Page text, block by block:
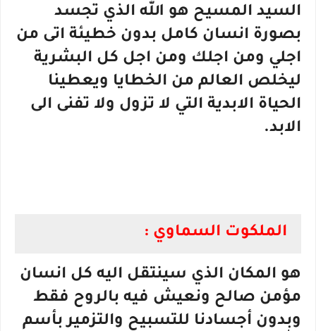
السيد المسيح هو الله الذي تجسد
بصورة انسان كامل بدون خطيئة اتى من
اجلي ومن اجلك ومن اجل كل البشرية
ليخلص العالم من الخطايا ويعطينا
الحياة الابدية التي لا تزول ولا تفنى الى
الابد.
الملكوت السماوي :
هو المكان الذي سينتقل اليه كل انسان
مؤمن صالح ونعيش فيه بالروح فقط
وبدون أجسادنا للتسبيح والتزمير بأسم